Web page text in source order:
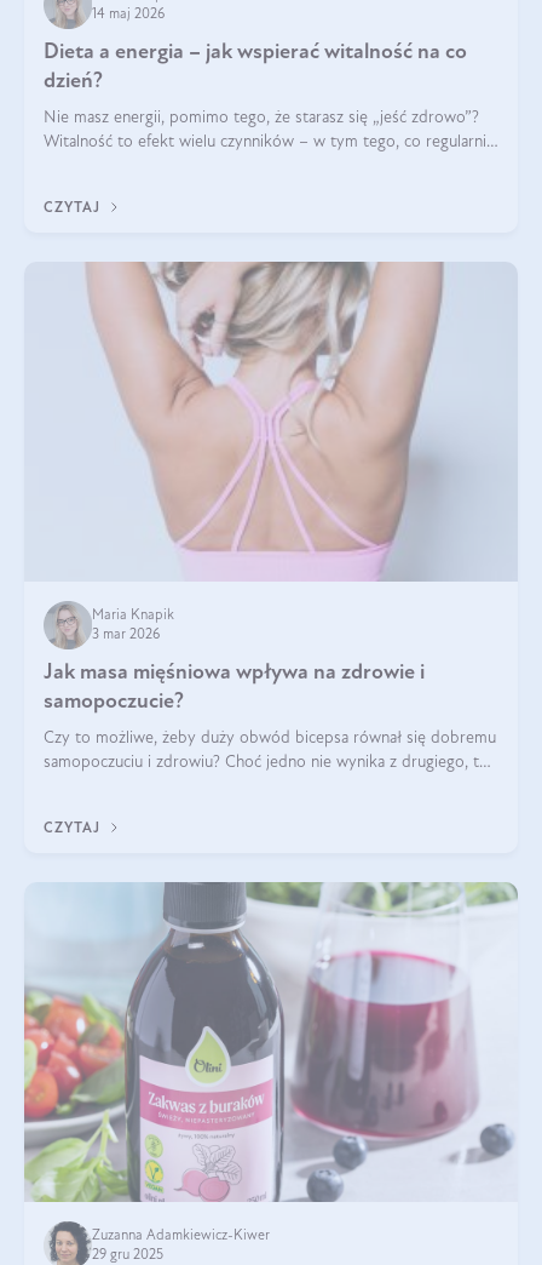
14 maj 2026
Dieta a energia – jak wspierać witalność na co
dzień?
Nie masz energii, pomimo tego, że starasz się „jeść zdrowo”?
Witalność to efekt wielu czynników – w tym tego, co regularnie
CZYTAJ
Maria Knapik
3 mar 2026
Jak masa mięśniowa wpływa na zdrowie i
samopoczucie?
Czy to możliwe, żeby duży obwód bicepsa równał się dobremu
samopoczuciu i zdrowiu? Choć jedno nie wynika z drugiego, to
wyjaśnimy.
CZYTAJ
Zuzanna Adamkiewicz-Kiwer
29 gru 2025